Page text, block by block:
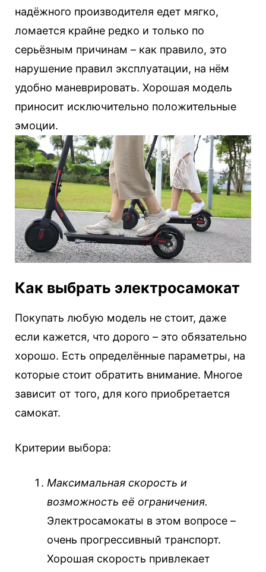
надёжного производителя едет мягко,
ломается крайне редко и только по
серьёзным причинам – как правило, это
нарушение правил эксплуатации, на нём
удобно маневрировать. Хорошая модель
приносит исключительно положительные
эмоции.
Как выбрать электросамокат
Покупать любую модель не стоит, даже
если кажется, что дорого – это обязательно
хорошо. Есть определённые параметры, на
которые стоит обратить внимание. Многое
зависит от того, для кого приобретается
самокат.
Критерии выбора:
Максимальная скорость и
возможность её ограничения.
Электросамокаты в этом вопросе –
очень прогрессивный транспорт.
Хорошая скорость привлекает